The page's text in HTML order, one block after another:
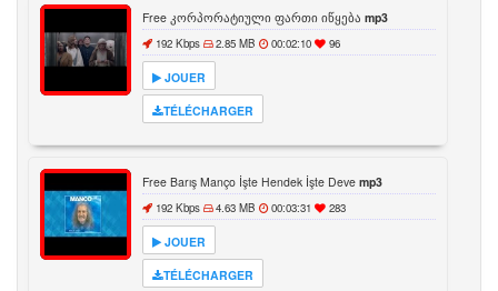
Free კორპორატიული ფართი იწყება mp3
192 Kbps 2.85 MB 00:02:10 96
JOUER
TÉLÉCHARGER
Free Barış Manço İşte Hendek İşte Deve mp3
192 Kbps 4.63 MB 00:03:31 283
JOUER
TÉLÉCHARGER